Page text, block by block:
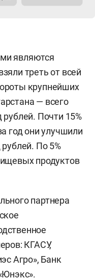
являются
треть от всей
крупнейших
— всего
Почти 15%
год они улучшили
По 5%
продуктов
партнера
КГАСУ,
Агро», Банк